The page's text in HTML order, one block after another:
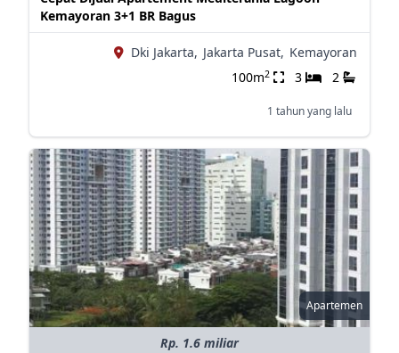
Kemayoran 3+1 BR Bagus
Dki Jakarta, Jakarta Pusat, Kemayoran
100m2 3 2
1 tahun yang lalu
Apartemen
Rp. 1.6 miliar